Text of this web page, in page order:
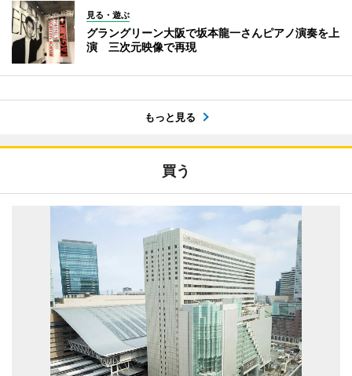
見る・遊ぶ
グラングリーン大阪で坂本龍一さんピアノ演奏を上
演 三次元映像で再現
もっと見る
買う